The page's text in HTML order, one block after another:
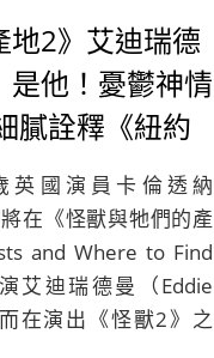
地2》艾迪瑞德
是他！憂鬱神情
膩詮釋《紐約
課題！
英國演員卡倫透納
在《怪獸與牠們的產
and Where to Find
艾迪瑞德曼（Eddie
在演出《怪獸2》之